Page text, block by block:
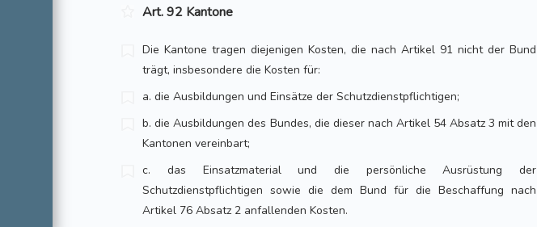
Art. 92 Kantone
Die Kantone tragen diejenigen Kosten, die nach Artikel 91 nicht der Bund
trägt, insbesondere die Kosten für:
a. die Ausbildungen und Einsätze der Schutzdienstpflichtigen;
b. die Ausbildungen des Bundes, die dieser nach Artikel 54 Absatz 3 mit den
Kantonen vereinbart;
c. das Einsatzmaterial und die persönliche Ausrüstung der
Schutzdienstpflichtigen sowie die dem Bund für die Beschaffung nach
Artikel 76 Absatz 2 anfallenden Kosten.